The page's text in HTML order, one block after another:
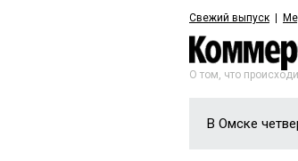
Свежий выпуск
О том, что
В Омске